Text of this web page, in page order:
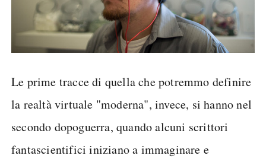
Le prime tracce di quella che potremmo definire
la realtà virtuale "moderna", invece, si hanno nel
secondo dopoguerra, quando alcuni scrittori
fantascientifici iniziano a immaginare e